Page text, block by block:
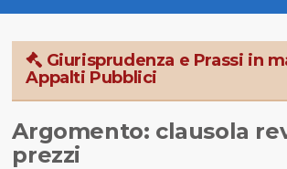
Giurisprudenza e Prassi in
Appalti Pubblici
Argomento: clausola
prezzi